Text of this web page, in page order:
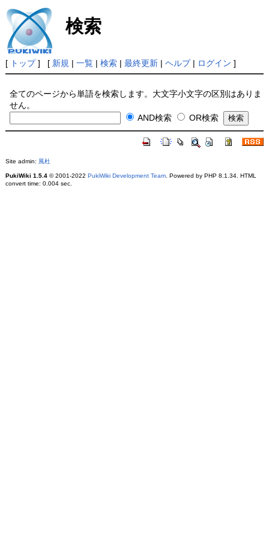
検索
[ トップ] [ 新規 | 一覧| 検索| 最終更新| ヘルプ| ログイン ]
全てのページから単語を検索します。大文字小文字の区別はありま
せん。
AND検索
OR検索
Site admin: 風杜
PukiWiki 1.5.4© 2001-2022 PukiWiki Development Team. Powered by PHP 8.1.34. HTML
convert time: 0.004 sec.